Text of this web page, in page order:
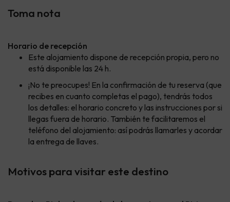
Toma nota
Horario de recepción
Este alojamiento dispone de recepción propia, pero no
está disponible las 24 h.
¡No te preocupes! En la confirmación de tu reserva (que
recibes en cuanto completas el pago), tendrás todos
los detalles: el horario concreto y las instrucciones por si
llegas fuera de horario. También te facilitaremos el
teléfono del alojamiento: así podrás llamarles y acordar
la entrega de llaves.
Motivos para visitar este destino